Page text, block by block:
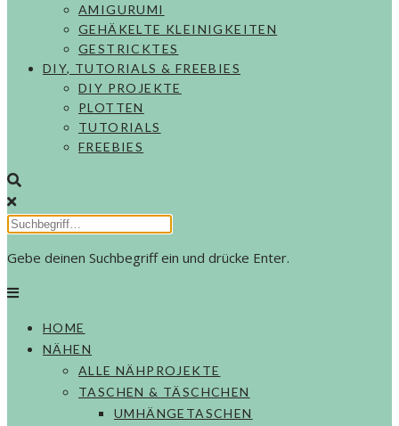
AMIGURUMI
GEHÄKELTE KLEINIGKEITEN
GESTRICKTES
DIY, TUTORIALS & FREEBIES
DIY PROJEKTE
PLOTTEN
TUTORIALS
FREEBIES
Gebe deinen Suchbegriff ein und drücke Enter.
HOME
NÄHEN
ALLE NÄHPROJEKTE
TASCHEN & TÄSCHCHEN
UMHÄNGETASCHEN